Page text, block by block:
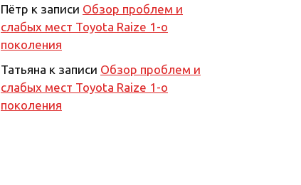
Пётр к записи Обзор проблем и
слабых мест Toyota Raize 1-о
поколения
Татьяна к записи Обзор проблем и
слабых мест Toyota Raize 1-о
поколения